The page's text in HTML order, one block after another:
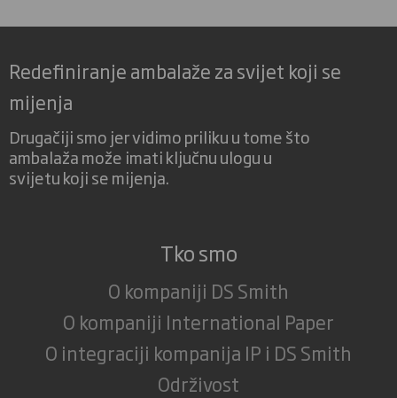
Redefiniranje ambalaže za svijet koji se
mijenja
Drugačiji smo jer vidimo priliku u tome što
ambalaža može imati ključnu ulogu u
svijetu koji se mijenja.
Tko smo
O kompaniji DS Smith
O kompaniji International Paper
O integraciji kompanija IP i DS Smith
Održivost